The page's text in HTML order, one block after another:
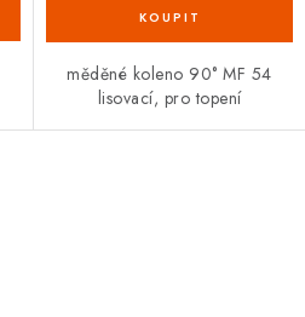
měděné koleno 90° MF 54
lisovací, pro topení